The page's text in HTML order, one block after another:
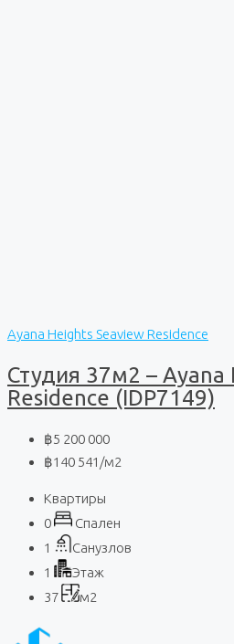
Ayana Heights Seaview Residence
Студия 37м2 – Ayana
Residence (IDP7149)
฿5 200 000
฿140 541 /м2
Квартиры
0
Спален
1
Санузлов
1
Этаж
37
м2